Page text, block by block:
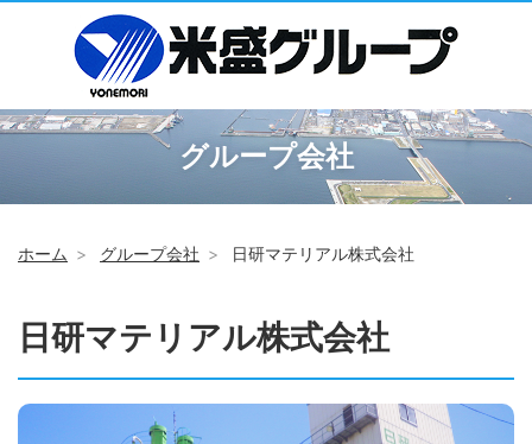
グループ会社
ホーム グループ会社 日研マテリアル株式会社
日研マテリアル株式会社